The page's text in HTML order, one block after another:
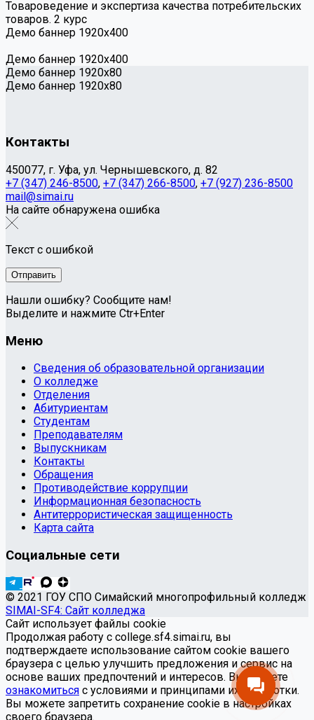
Товароведение и экспертиза качества потребительских
товаров. 2 курс
Демо баннер 1920х400
Демо баннер 1920х400
Демо баннер 1920x80
Демо баннер 1920x80
Контакты
450077, г. Уфа, ул. Чернышевского, д. 82
+7 (347) 246-8500, +7 (347) 266-8500, +7 (927) 236-8500
mail@simai.ru
На сайте обнаружена ошибка
Текст с ошибкой
Нашли ошибку? Сообщите нам!
Выделите и нажмите Ctr+Enter
Меню
Сведения об образовательной организации
О колледже
Отделения
Абитуриентам
Студентам
Преподавателям
Выпускникам
Контакты
Обращения
Противодействие коррупции
Информационная безопасность
Антитеррористическая защищенность
Карта сайта
Социальные сети
© 2021 ГОУ СПО Симайский многопрофильный колледж
SIMAI-SF4: Сайт колледжа
Сайт использует файлы cookie
Продолжая работу с college.sf4.simai.ru, вы
подтверждаете использование сайтом cookie вашего
браузера с целью улучшить предложения и сервис на
основе ваших предпочтений и интересов. Вы можете
ознакомиться с условиями и принципами их обработки.
Вы можете запретить сохранение cookie в настройках
своего браузера.